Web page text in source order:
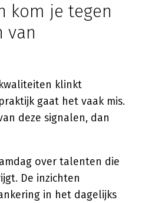
kom je tegen
van
klinkt
gaat het vaak mis.
deze signalen, dan
over talenten die
De inzichten
in het dagelijks